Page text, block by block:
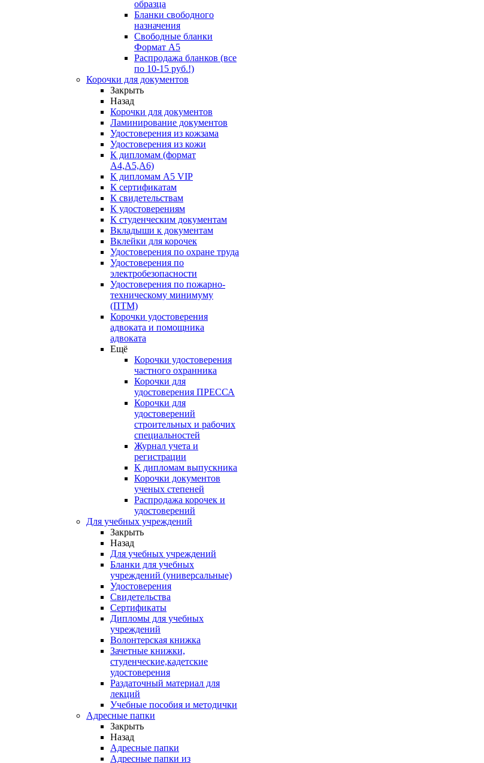
образца
Бланки свободного
назначения
Свободные бланки
Формат А5
Распродажа бланков (все
по 10-15 руб.!)
Корочки для документов
Закрыть
Назад
Корочки для документов
Ламинирование документов
Удостоверения из кожзама
Удостоверения из кожи
К дипломам (формат
А4,А5,А6)
К дипломам А5 VIP
К сертификатам
К свидетельствам
К удостоверениям
К студенческим документам
Вкладыши к документам
Вклейки для корочек
Удостоверения по охране труда
Удостоверения по
электробезопасности
Удостоверения по пожарно-
техническому минимуму
(ПТМ)
Корочки удостоверения
адвоката и помощника
адвоката
Ещё
Корочки удостоверения
частного охранника
Корочки для
удостоверения ПРЕССА
Корочки для
удостоверений
строительных и рабочих
специальностей
Журнал учета и
регистрации
К дипломам выпускника
Корочки документов
ученых степеней
Распродажа корочек и
удостоверений
Для учебных учреждений
Закрыть
Назад
Для учебных учреждений
Бланки для учебных
учреждений (универсальные)
Удостоверения
Свидетельства
Сертификаты
Дипломы для учебных
учреждений
Волонтерская книжка
Зачетные книжки,
студенческие,кадетские
удостоверения
Раздаточный материал для
лекций
Учебные пособия и методички
Адресные папки
Закрыть
Назад
Адресные папки
Адресные папки из